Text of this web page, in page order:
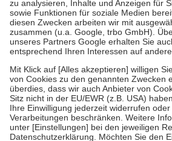
Bei Heilmitteln und häuslicher
Zuzahlung zehn Prozent der Kosten sowie
Verordnung.
Um das Engagement der Versicherten für
stärken und die besondere Stellung der
fallenkeine Zuzahlungenan bei:
• Kindern und Jugendlichen bis zum
mit Ausnahme der Fahrkosten
• Untersuchungen zur Vorsorge und
GKV getragen werden
• empfohlenen Schutzimpfungen